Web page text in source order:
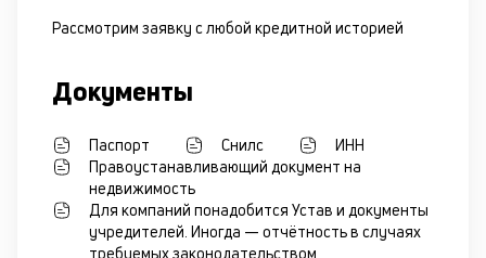
Рассмотрим заявку с любой кредитной историей
Документы
Паспорт Снилс
ИНН
Правоустанавливающий документ на
недвижимость
Для компаний понадобится Устав и документы
учредителей. Иногда — отчётность в случаях
требуемых законодательством